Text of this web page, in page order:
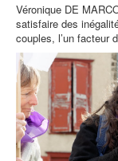
Véronique DE
satisfaire des
couples, l’un facteur